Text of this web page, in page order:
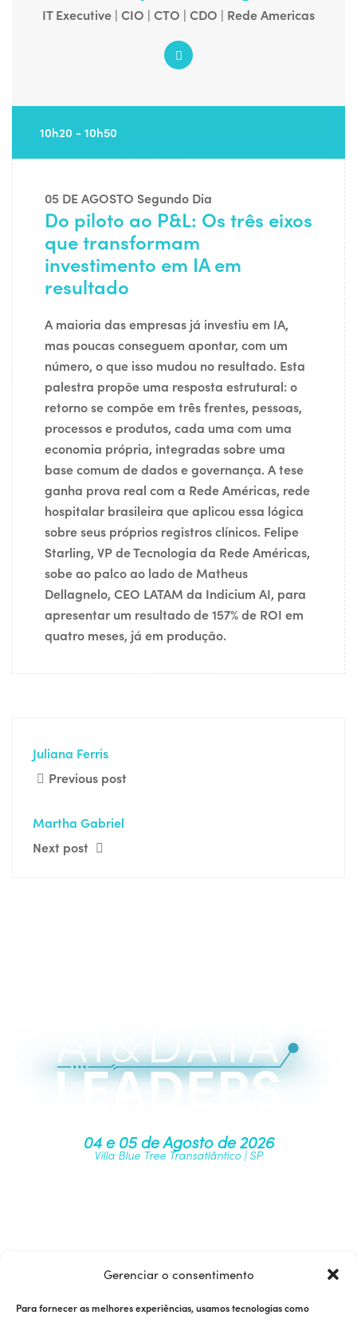
Gerenciar o consentimento
Para fornecer as melhores experiências, usamos tecnologias como
IT Executive | CIO | CTO | CDO | Rede Americas
10h20 - 10h50
05 DE AGOSTO Segundo Dia
Do piloto ao P&L: Os três eixos
que transformam
investimento em IA em
resultado
A maioria das empresas já investiu em IA,
mas poucas conseguem apontar, com um
número, o que isso mudou no resultado. Esta
palestra propõe uma resposta estrutural: o
retorno se compõe em três frentes, pessoas,
processos e produtos, cada uma com uma
economia própria, integradas sobre uma
base comum de dados e governança. A tese
ganha prova real com a Rede Américas, rede
hospitalar brasileira que aplicou essa lógica
sobre seus próprios registros clínicos. Felipe
Starling, VP de Tecnologia da Rede Américas,
sobe ao palco ao lado de Matheus
Dellagnelo, CEO LATAM da Indicium AI, para
apresentar um resultado de 157% de ROI em
quatro meses, já em produção.
Juliana Ferris
Previous post
Martha Gabriel
Next post
04 e 05 de Agosto de 2026
Villa Blue Tree Transatlântico | SP
Junte-se à nossa comunidade